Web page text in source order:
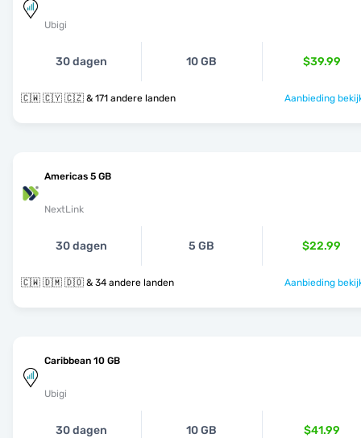
Ubigi
30 dagen 10 GB $39.99
🇨🇼 🇨🇾 🇨🇿 & 171 andere landen Aanbieding
Americas 5 GB
NextLink
30 dagen 5 GB $22.99
🇨🇼 🇩🇲 🇩🇴 & 34 andere landen Aanbieding
Caribbean 10 GB
Ubigi
30 dagen 10 GB $41.99